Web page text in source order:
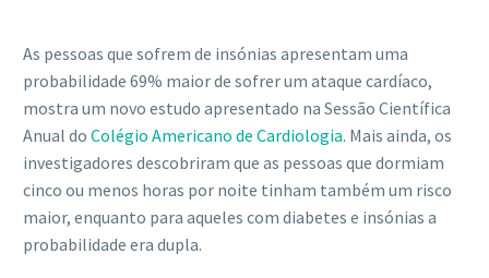
As pessoas que sofrem de insónias apresentam uma
probabilidade 69% maior de sofrer um ataque cardíaco,
mostra um novo estudo apresentado na Sessão Científica
Anual do Colégio Americano de Cardiologia. Mais ainda, os
investigadores descobriram que as pessoas que dormiam
cinco ou menos horas por noite tinham também um risco
maior, enquanto para aqueles com diabetes e insónias a
probabilidade era dupla.